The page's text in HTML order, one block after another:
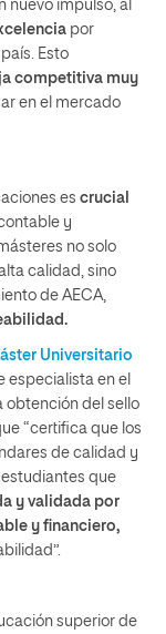
nuevo impulso, al
por
Esto
competitiva muy
en el mercado
es crucial
y
no solo
calidad, sino
de AECA,
Universitario
especialista en el
obtención del sello
“certifica que los
de calidad y
que
y validada por
y financiero,
superior de